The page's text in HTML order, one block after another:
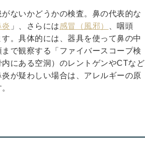
ないかどうかの検査。鼻の代表的な
炎 」、さらには感冒（風邪）
、咽頭
。具体的には、器具を使って鼻の中
で観察する「ファイバースコープ検
にある空洞）のレントゲンやCTなど
が疑わしい場合は、アレルギーの原